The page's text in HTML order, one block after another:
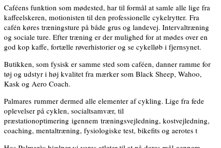
Caféens funktion som mødested, har til formål at samle alle lige fra
kaffeelskeren, motionisten til den professionelle cykelrytter. Fra
cafén køres træningsture på både grus og landevej. Intervaltræning
og sociale ture. Efter træning er der mulighed for at mødes over en
god kop kaffe, fortælle røverhistorier og se cykelløb i fjernsynet.
Butikken, som fysisk er samme sted som caféen, danner ramme for
tøj og udstyr i høj kvalitet fra mærker som Black Sheep, Wahoo,
Kask og Aero Coach.
Palmares rummer dermed alle elementer af cykling. Lige fra fede
oplevelser på cyklen, socialtsamvær, til
præstationoptimering igennem træningsvejledning, kostvejledning,
coaching, mentaltræning, fysiologiske test, bikefits og aerotes t